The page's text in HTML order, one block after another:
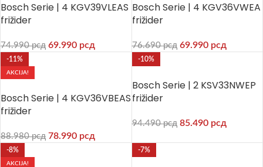
Bosch Serie | 4 KGV39VLEAS
frižider
74.990рсд 69.990 рсд
Bosch Serie | 4 KGV36VWEA
frižider
76.690рсд 69.990 рсд
-11%
AKCIJA!
Bosch Serie | 4 KGV36VBEAS
frižider
88.980рсд 78.990 рсд
-10%
Bosch Serie | 2 KSV33NWEP
frižider
94.490рсд 85.490 рсд
-8%
AKCIJA!
-7%